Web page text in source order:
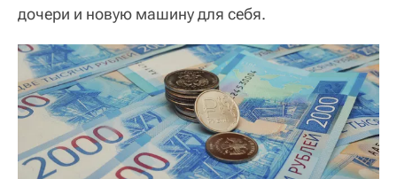
дочери и новую машину для себя.